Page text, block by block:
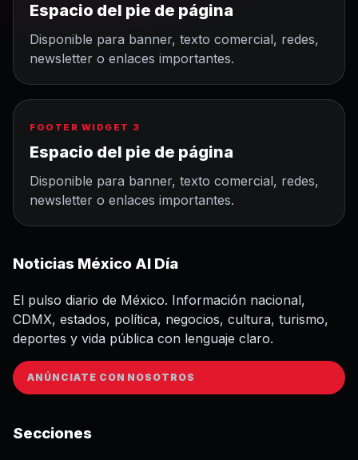
Espacio del pie de página
Disponible para banner, texto comercial, redes,
newsletter o enlaces importantes.
FOOTER WIDGET 3
Espacio del pie de página
Disponible para banner, texto comercial, redes,
newsletter o enlaces importantes.
Noticias México Al Día
El pulso diario de México. Información nacional,
CDMX, estados, política, negocios, cultura, turismo,
deportes y vida pública con lenguaje claro.
ANÚNCIATE CON NOSOTROS
Secciones